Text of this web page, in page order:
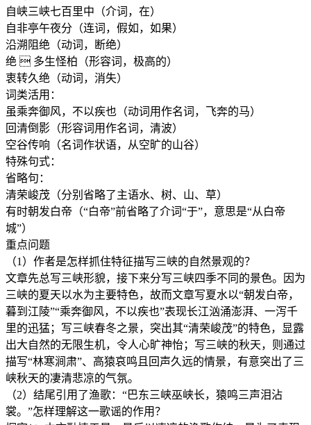
自峡三峡七百里中（介词，在）
自非亭午夜分（连词，假如，如果）
沿溯阻绝（动词，断绝）
绝  多生怪柏（形容词，极高的）
衷转久绝（动词，消失）
词类活用：
虽乘奔御风，不以疾也（动词用作名词，飞奔的马）
回清倒影（形容词用作名词，清波）
空谷传响（名词作状语，从空旷的山谷）
特殊句式：
省略句：
清荣峻茂（分别省略了主语水、树、山、草）
有时朝发白帝（“白帝”前省略了介词“于”，意思是“从白帝
城”）
重点问题
（1）作者是怎样抓住特征描写三峡的自然景观的？
文章先总写三峡形貌，接下来分写三峡四季不同的景色。因为
三峡的夏天以水为主要特色，故而文章写夏水以“朝发白帝，
暮到江陵”“乘奔御风，不以疾也”表现长江汹涌澎湃、一泻千
里的迅猛；写三峡春冬之景，突出其“清荣峻茂”的特色，显露
出大自然的无限生机，令人心旷神怡；写三峡的秋天，则通过
描写“林寒涧肃”、高猿哀鸣且回声久远的情景，有意突出了三
峡秋天的凄清悲凉的气氛。
（2）结尾引用了渔歌：“巴东三峡巫峡长，猿鸣三声泪沾
裳。”怎样理解这一歌谣的作用？